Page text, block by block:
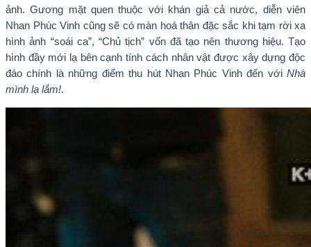
ảnh. Gương mặt quen thuộc với khán giả cả nước, diễn viên
Nhan Phúc Vinh cũng sẽ có màn hoá thân đặc sắc khi tạm rời xa
hình ảnh “soái ca”, “Chủ tịch” vốn đã tạo nên thương hiệu. Tạo
hình đầy mới lạ bên cạnh tính cách nhân vật được xây dựng độc
đáo chính là những điểm thu hút Nhan Phúc Vinh đến với Nhà
mình lạ lắm!.